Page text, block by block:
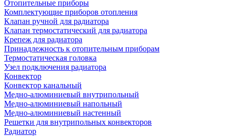
Отопительные приборы
Комплектующие приборов отопления
Клапан ручной для радиатора
Клапан термостатический для радиатора
Крепеж для радиатора
Принадлежность к отопительным приборам
Термостатическая головка
Узел подключения радиатора
Конвектор
Конвектор канальный
Медно-алюминиевый внутрипольный
Медно-алюминиевый напольный
Медно-алюминиевый настенный
Решетки для внутрипольных конвекторов
Радиатор